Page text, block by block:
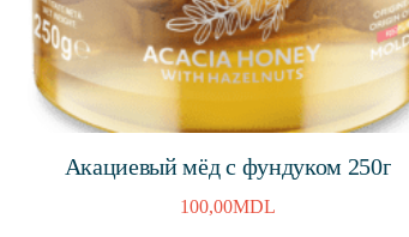
Акациевый мёд с фундуком 250г
100,00MDL